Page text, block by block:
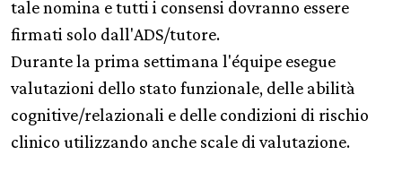
tale nomina e tutti i consensi dovranno essere
firmati solo dall'ADS/tutore.
Durante la prima settimana l'équipe esegue
valutazioni dello stato funzionale, delle abilità
cognitive/relazionali e delle condizioni di rischio
clinico utilizzando anche scale di valutazione.